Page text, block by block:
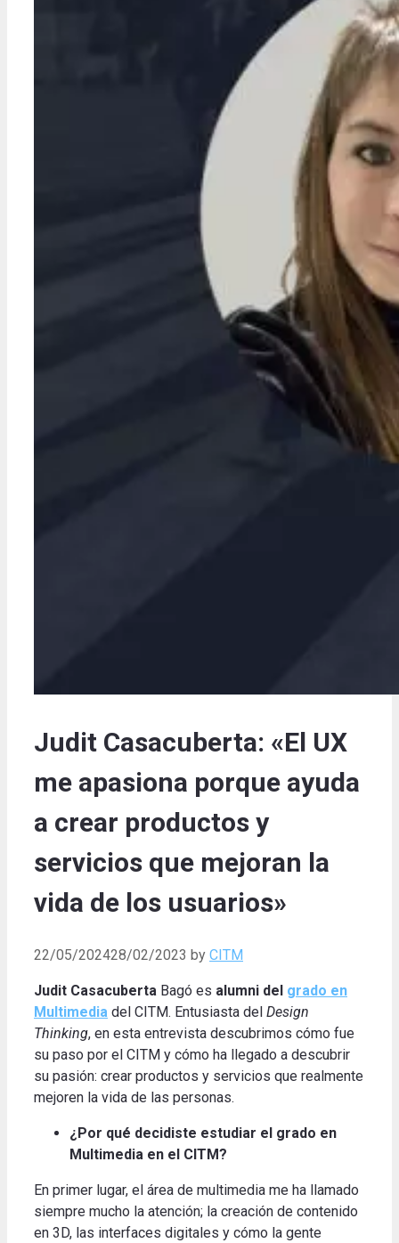
Judit Casacuberta: «El UX
me apasiona porque ayuda
a crear productos y
servicios que mejoran la
vida de los usuarios»
22/05/202428/02/2023 by CITM
Judit Casacuberta Bagó es alumni del grado en
Multimedia del CITM. Entusiasta del Design
Thinking, en esta entrevista descubrimos cómo fue
su paso por el CITM y cómo ha llegado a descubrir
su pasión: crear productos y servicios que realmente
mejoren la vida de las personas.
¿Por qué decidiste estudiar el grado en
Multimedia en el CITM?
En primer lugar, el área de multimedia me ha llamado
siempre mucho la atención; la creación de contenido
en 3D, las interfaces digitales y cómo la gente